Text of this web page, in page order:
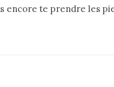
encore te prendre les